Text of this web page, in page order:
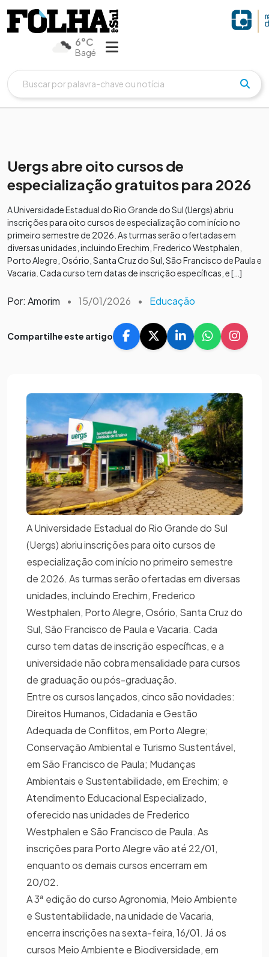
6°C
Bagé
Uergs abre oito cursos de
especialização gratuitos para 2026
A Universidade Estadual do Rio Grande do Sul (Uergs) abriu
inscrições para oito cursos de especialização com início no
primeiro semestre de 2026. As turmas serão ofertadas em
diversas unidades, incluindo Erechim, Frederico Westphalen,
Porto Alegre, Osório, Santa Cruz do Sul, São Francisco de Paula e
Vacaria. Cada curso tem datas de inscrição específicas, e […]
Por: Amorim • 15/01/2026 • Educação
Compartilhe este artigo
A Universidade Estadual do Rio Grande do Sul
(Uergs) abriu inscrições para oito cursos de
especialização com início no primeiro semestre
de 2026. As turmas serão ofertadas em diversas
unidades, incluindo Erechim, Frederico
Westphalen, Porto Alegre, Osório, Santa Cruz do
Sul, São Francisco de Paula e Vacaria. Cada
curso tem datas de inscrição específicas, e a
universidade não cobra mensalidade para cursos
de graduação ou pós-graduação.
Entre os cursos lançados, cinco são novidades:
Direitos Humanos, Cidadania e Gestão
Adequada de Conflitos, em Porto Alegre;
Conservação Ambiental e Turismo Sustentável,
em São Francisco de Paula; Mudanças
Ambientais e Sustentabilidade, em Erechim; e
Atendimento Educacional Especializado,
oferecido nas unidades de Frederico
Westphalen e São Francisco de Paula. As
inscrições para Porto Alegre vão até 22/01,
enquanto os demais cursos encerram em
20/02.
A 3ª edição do curso Agronomia, Meio Ambiente
e Sustentabilidade, na unidade de Vacaria,
encerra inscrições na sexta-feira, 16/01. Já os
cursos Meio Ambiente e Biodiversidade, em